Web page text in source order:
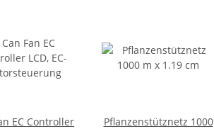
EC Controller
Pflanzenstütznetz 1000